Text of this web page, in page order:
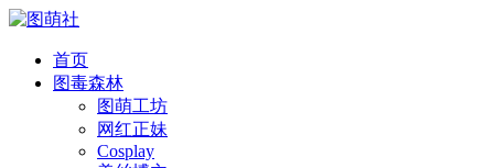
首页
图毒森林
图萌工坊
网红正妹
Cosplay